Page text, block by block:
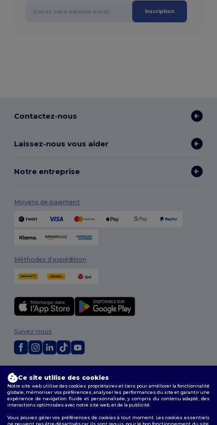
Inscription
Contactez-nous
Laissez-nous vous aider
Notre entreprise
Moyens de paiement
Méthodes d'expédition
Conditions Générales |Politique de personnalisation
Confidentialité|Politique de Cookies|Plan du Site
Suivez-nous
Ce site utilise des cookies
Notre site web utilise des cookies propriétaires et tiers pour améliorer la fonctionnalité
globale, mémoriser vos préférences, analyser les performances du site et garantir une
expérience de navigation fluide et personnalisée, y compris du contenu adapté, des
interactions optimisées avec notre site web, et de la publicité.
Vous pouvez gérer vos préférences de cookies à tout moment. Les cookies essentiels
ne peuvent pas être désactivés car ils sont requis pour le bon fonctionnement du site.